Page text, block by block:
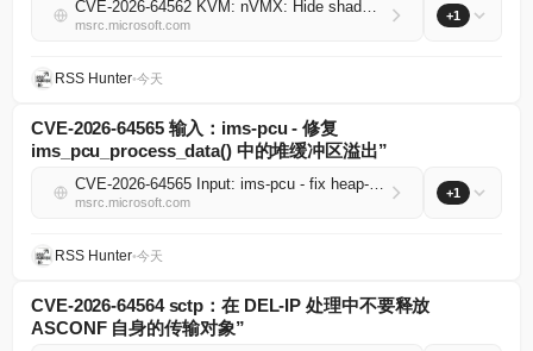
CVE-2026-64562 KVM: nVMX: Hide shadow VMCS right after VMCLEAR
msrc.microsoft.com
+1
RSS Hunter•今天
CVE-2026-64565 输入：ims-pcu - 修复
ims_pcu_process_data() 中的堆缓冲区溢出”
CVE-2026-64565 Input: ims-pcu - fix heap-buffer-overflow in ims_pcu_process_data()
msrc.microsoft.com
+1
RSS Hunter•今天
CVE-2026-64564 sctp：在 DEL-IP 处理中不要释放
ASCONF 自身的传输对象”